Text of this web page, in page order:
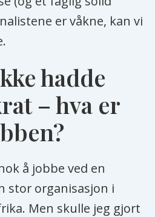
er våkne, kan vi
hadde
– hva er
å jobbe ved en
stor organisasjon i
Men skulle jeg gjort